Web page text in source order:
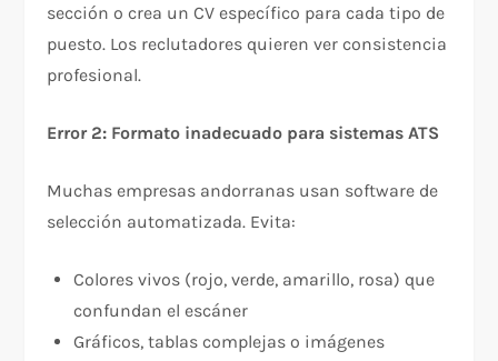
sección o crea un CV específico para cada tipo de
puesto. Los reclutadores quieren ver consistencia
profesional.
Error 2: Formato inadecuado para sistemas ATS
Muchas empresas andorranas usan software de
selección automatizada. Evita:​
Colores vivos (rojo, verde, amarillo, rosa) que
confundan el escáner
Gráficos, tablas complejas o imágenes